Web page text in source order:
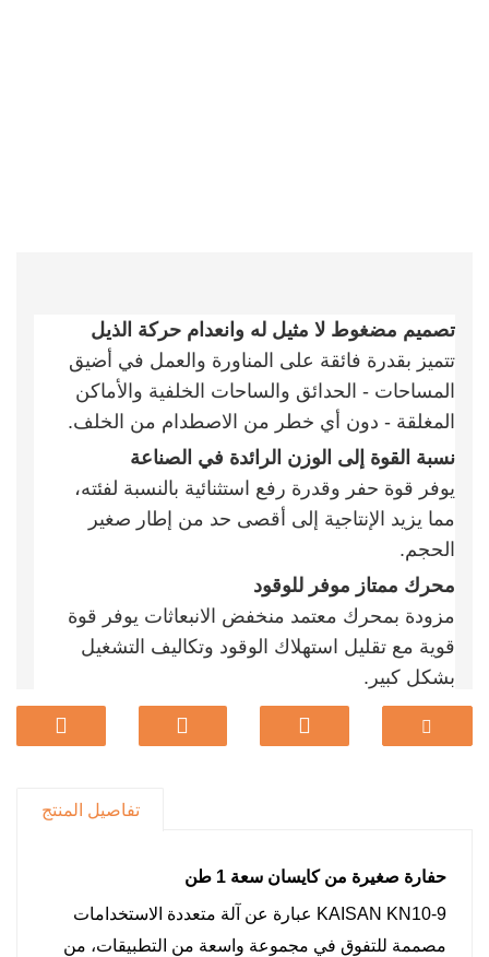
تصميم مضغوط لا مثيل له وانعدام حركة الذيل
تتميز بقدرة فائقة على المناورة والعمل في أضيق
المساحات - الحدائق والساحات الخلفية والأماكن
المغلقة - دون أي خطر من الاصطدام من الخلف.
نسبة القوة إلى الوزن الرائدة في الصناعة
يوفر قوة حفر وقدرة رفع استثنائية بالنسبة لفئته،
مما يزيد الإنتاجية إلى أقصى حد من إطار صغير
الحجم.
محرك ممتاز موفر للوقود
مزودة بمحرك معتمد منخفض الانبعاثات يوفر قوة
قوية مع تقليل استهلاك الوقود وتكاليف التشغيل
بشكل كبير.
نظام هيدروليكي متطور للدقة
يتميز بنظام هيدروليكي عالي الاستجابة يضمن
يحمي الأسطح الحساسة مثل المروج والأرصفة
والأسفلت بمسارات مطاطية مصممة خصيصًا، مما
يترك علامات قليلة.
تفاصيل المنتج
حفارة صغيرة من كايسان سعة 1 طن
KAISAN KN10-9 عبارة عن آلة متعددة الاستخدامات
مصممة للتفوق في مجموعة واسعة من التطبيقات، من